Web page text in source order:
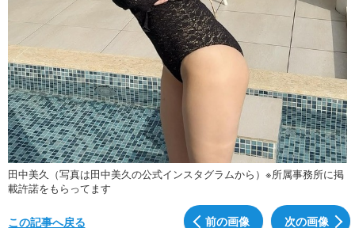
田中美久（写真は田中美久の公式インスタグラムから）※所属事務所に掲
載許諾をもらってます
前の画像 次の画像
この記事へ戻る